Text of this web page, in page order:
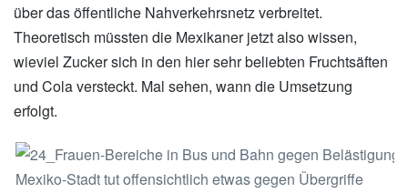
über das öffentliche Nahverkehrsnetz verbreitet.
Theoretisch müssten die Mexikaner jetzt also wissen,
wieviel Zucker sich in den hier sehr beliebten Fruchtsäften
und Cola versteckt. Mal sehen, wann die Umsetzung
erfolgt.